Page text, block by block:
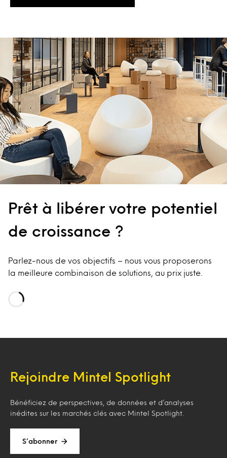
Prêt à libérer votre potentiel
de croissance ?
Parlez-nous de vos objectifs – nous vous proposerons
la meilleure combinaison de solutions, au prix juste.
Rejoindre Mintel Spotlight
Bénéficiez de perspectives, de données et d’analyses
inédites sur les marchés clés avec Mintel Spotlight.
S’abonner